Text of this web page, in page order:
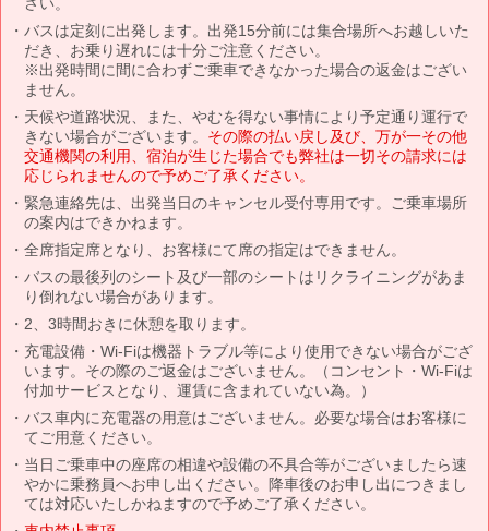
バスは定刻に出発します。出発15分前には集合場所へお越しいた
だき、お乗り遅れには十分ご注意ください。
※出発時間に間に合わずご乗車できなかった場合の返金はござい
ません。
天候や道路状況、また、やむを得ない事情により予定通り運行で
きない場合がございます。 その際の払い戻し及び、万が一その他
交通機関の利用、宿泊が生じた場合でも弊社は一切その請求には
応じられませんので予めご了承ください。
緊急連絡先は、出発当日のキャンセル受付専用です。ご乗車場所
の案内はできかねます。
全席指定席となり、お客様にて席の指定はできません。
バスの最後列のシート及び一部のシートはリクライニングがあま
り倒れない場合があります。
2、3時間おきに休憩を取ります。
充電設備・Wi-Fiは機器トラブル等により使用できない場合がござ
います。その際のご返金はございません。（コンセント・Wi-Fiは
付加サービスとなり、運賃に含まれていない為。）
バス車内に充電器の用意はございません。必要な場合はお客様に
てご用意ください。
当日ご乗車中の座席の相違や設備の不具合等がございましたら速
やかに乗務員へお申し出ください。降車後のお申し出につきまし
ては対応いたしかねますので予めご了承ください。